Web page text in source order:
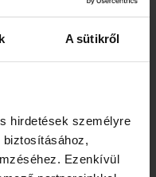
A sütikről
hirdetések személyre
Ezenkívül